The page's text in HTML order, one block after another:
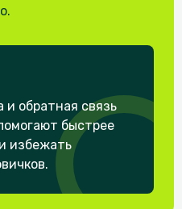
и обратная связь
быстрее
избежать